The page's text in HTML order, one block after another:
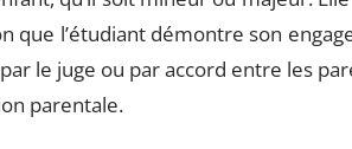
que l’étudiant démontre son
le juge ou par accord entre les
parentale.